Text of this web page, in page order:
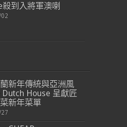
殺到入將軍澳喇
新年傳統與亞洲風
Dutch House 呈獻匠
新年菜單